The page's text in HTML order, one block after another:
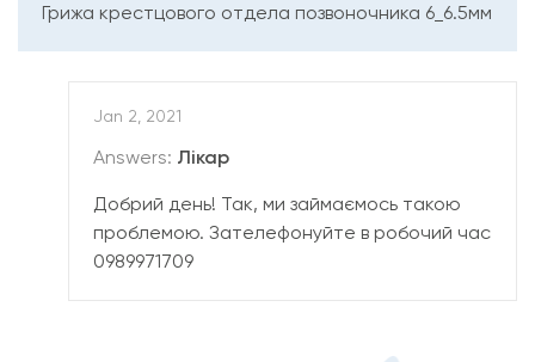
Грижа крестцового отдела позвоночника 6_6.5мм
Jan 2, 2021
Answers: Лікар
Добрий день! Так, ми займаємось такою
проблемою. Зателефонуйте в робочий час
0989971709